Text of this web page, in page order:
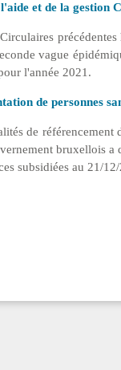
et de la gestion
vague
l'année 2021.
de personnes
de
bruxellois a
subsidiées au 21/